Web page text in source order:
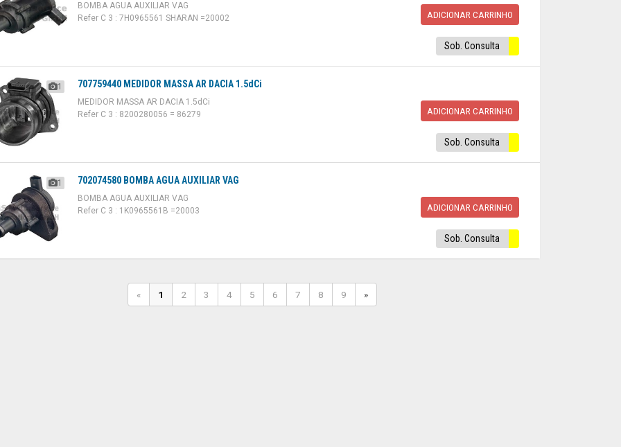
BOMBA AGUA AUXILIAR VAG
Refer C 3 : 7H0965561 SHARAN =20002
ADICIONAR CARRINHO
Sob. Consulta
1 707759440 MEDIDOR MASSA AR DACIA 1.5dCi
MEDIDOR MASSA AR DACIA 1.5dCi
Refer C 3 : 8200280056 = 86279
ADICIONAR CARRINHO
Sob. Consulta
1 702074580 BOMBA AGUA AUXILIAR VAG
BOMBA AGUA AUXILIAR VAG
Refer C 3 : 1K0965561B =20003
ADICIONAR CARRINHO
Sob. Consulta
« 1 2 3 4 5 6 7 8 9 »